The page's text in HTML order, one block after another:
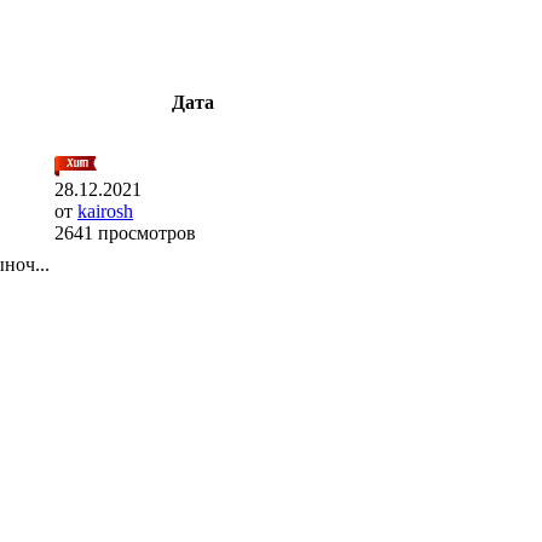
Дата
28.12.2021
от kairosh
2641 просмотров